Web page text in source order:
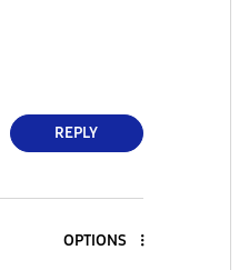
REPLY
OPTIONS